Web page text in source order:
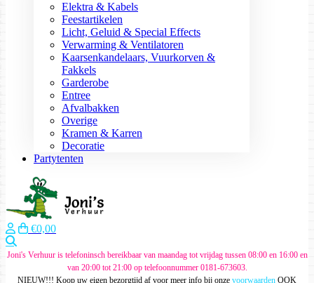
Elektra & Kabels
Feestartikelen
Licht, Geluid & Special Effects
Verwarming & Ventilatoren
Kaarsenkandelaars, Vuurkorven &
Fakkels
Garderobe
Entree
Afvalbakken
Overige
Kramen & Karren
Decoratie
Partytenten
€0,00
Joni's Verhuur is telefoninsch bereikbaar van maandag tot vrijdag tussen 08:00 en 16:00 en
van 20:00 tot 21:00 op telefoonnummer 0181-673603.
NIEUW!!! Koop uw eigen bezorgtijd af voor meer info bij onze voorwaarden OOK